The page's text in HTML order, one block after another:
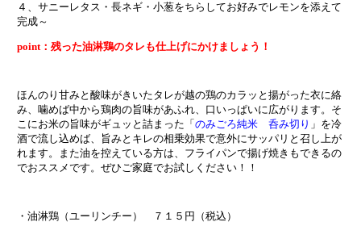
４、サニーレタス・長ネギ・小葱をちらしてお好みでレモンを添えて
完成～
point：残った油淋鶏のタレも仕上げにかけましょう！
ほんのり甘みと酸味がきいたタレが越の鶏のカラッと揚がった衣に絡
み、噛めば中から鶏肉の旨味があふれ、口いっぱいに広がります。そ
こにお米の旨味がギュッと詰まった「 のみごろ純米 呑み切り 」を冷
酒で流し込めば、旨みとキレの相乗効果で意外にサッパリと召し上が
れます。また油を控えている方は、フライパンで揚げ焼きもできるの
でおススメです。ぜひご家庭でお試しください！！
・油淋鶏（ユーリンチー） ７１５円（税込）